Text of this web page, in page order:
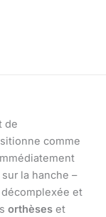
de
comme
la hanche –
et
orthèses et